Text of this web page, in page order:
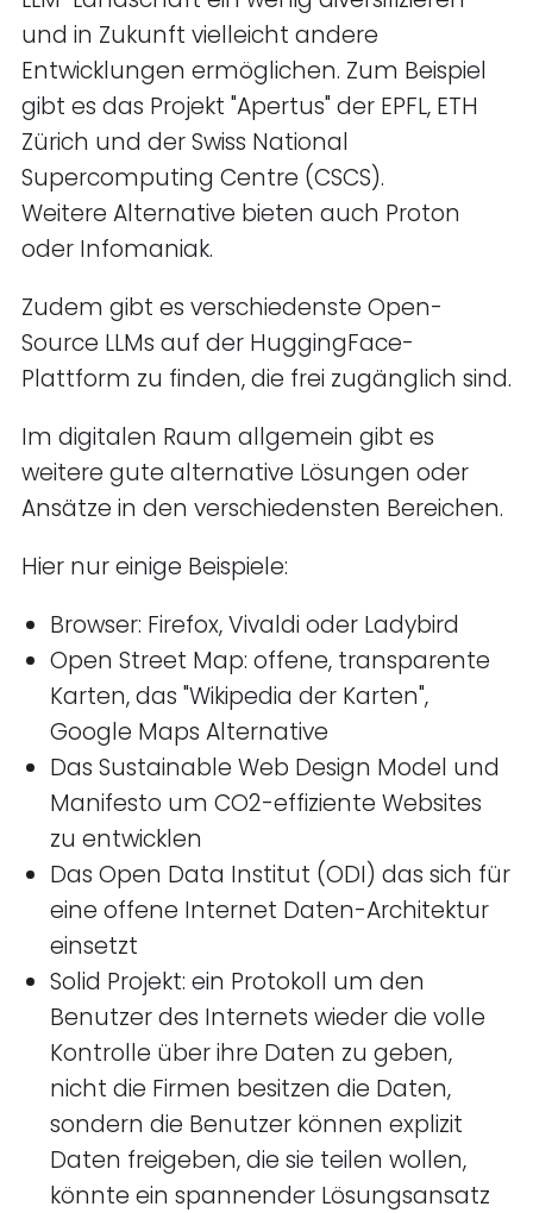
und in Zukunft vielleicht andere
Entwicklungen ermöglichen. Zum Beispiel
gibt es das Projekt "Apertus" der EPFL, ETH
Zürich und der Swiss National
Supercomputing Centre (CSCS).
Weitere Alternative bieten auch Proton
oder Infomaniak.
Zudem gibt es verschiedenste Open-
Source LLMs auf der HuggingFace-
Plattform zu finden, die frei zugänglich sind.
Im digitalen Raum allgemein gibt es
weitere gute alternative Lösungen oder
Ansätze in den verschiedensten Bereichen.
Hier nur einige Beispiele:
Browser: Firefox, Vivaldi oder Ladybird
Open Street Map: offene, transparente
Karten, das "Wikipedia der Karten",
Google Maps Alternative
Das Sustainable Web Design Model und
Manifesto um CO2-effiziente Websites
zu entwicklen
Das Open Data Institut (ODI) das sich für
eine offene Internet Daten-Architektur
einsetzt
Solid Projekt: ein Protokoll um den
Benutzer des Internets wieder die volle
Kontrolle über ihre Daten zu geben,
nicht die Firmen besitzen die Daten,
sondern die Benutzer können explizit
Daten freigeben, die sie teilen wollen,
könnte ein spannender Lösungsansatz